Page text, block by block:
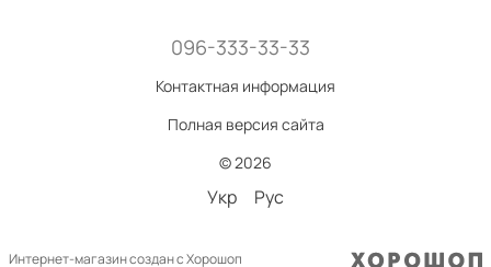
096-333-33-33
Контактная информация
Полная версия сайта
© 2026
Укр Рус
Интернет-магазин создан с Хорошоп